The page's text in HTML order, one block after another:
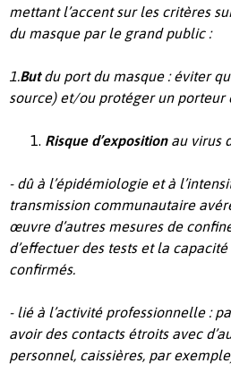
mettant l’accent sur les critères
du masque par le grand public :
1.Butdu port du masque : éviter
source) et/ou protéger un porteur
Risque d’expositionau virus
- dû à l’épidémiologie et à
transmission communautaire
œuvre d’autres mesures de
d’effectuer des tests et la
confirmés.
­- lié à l’activité professionnelle :
avoir des contacts étroits avec
personnel, caissières, par